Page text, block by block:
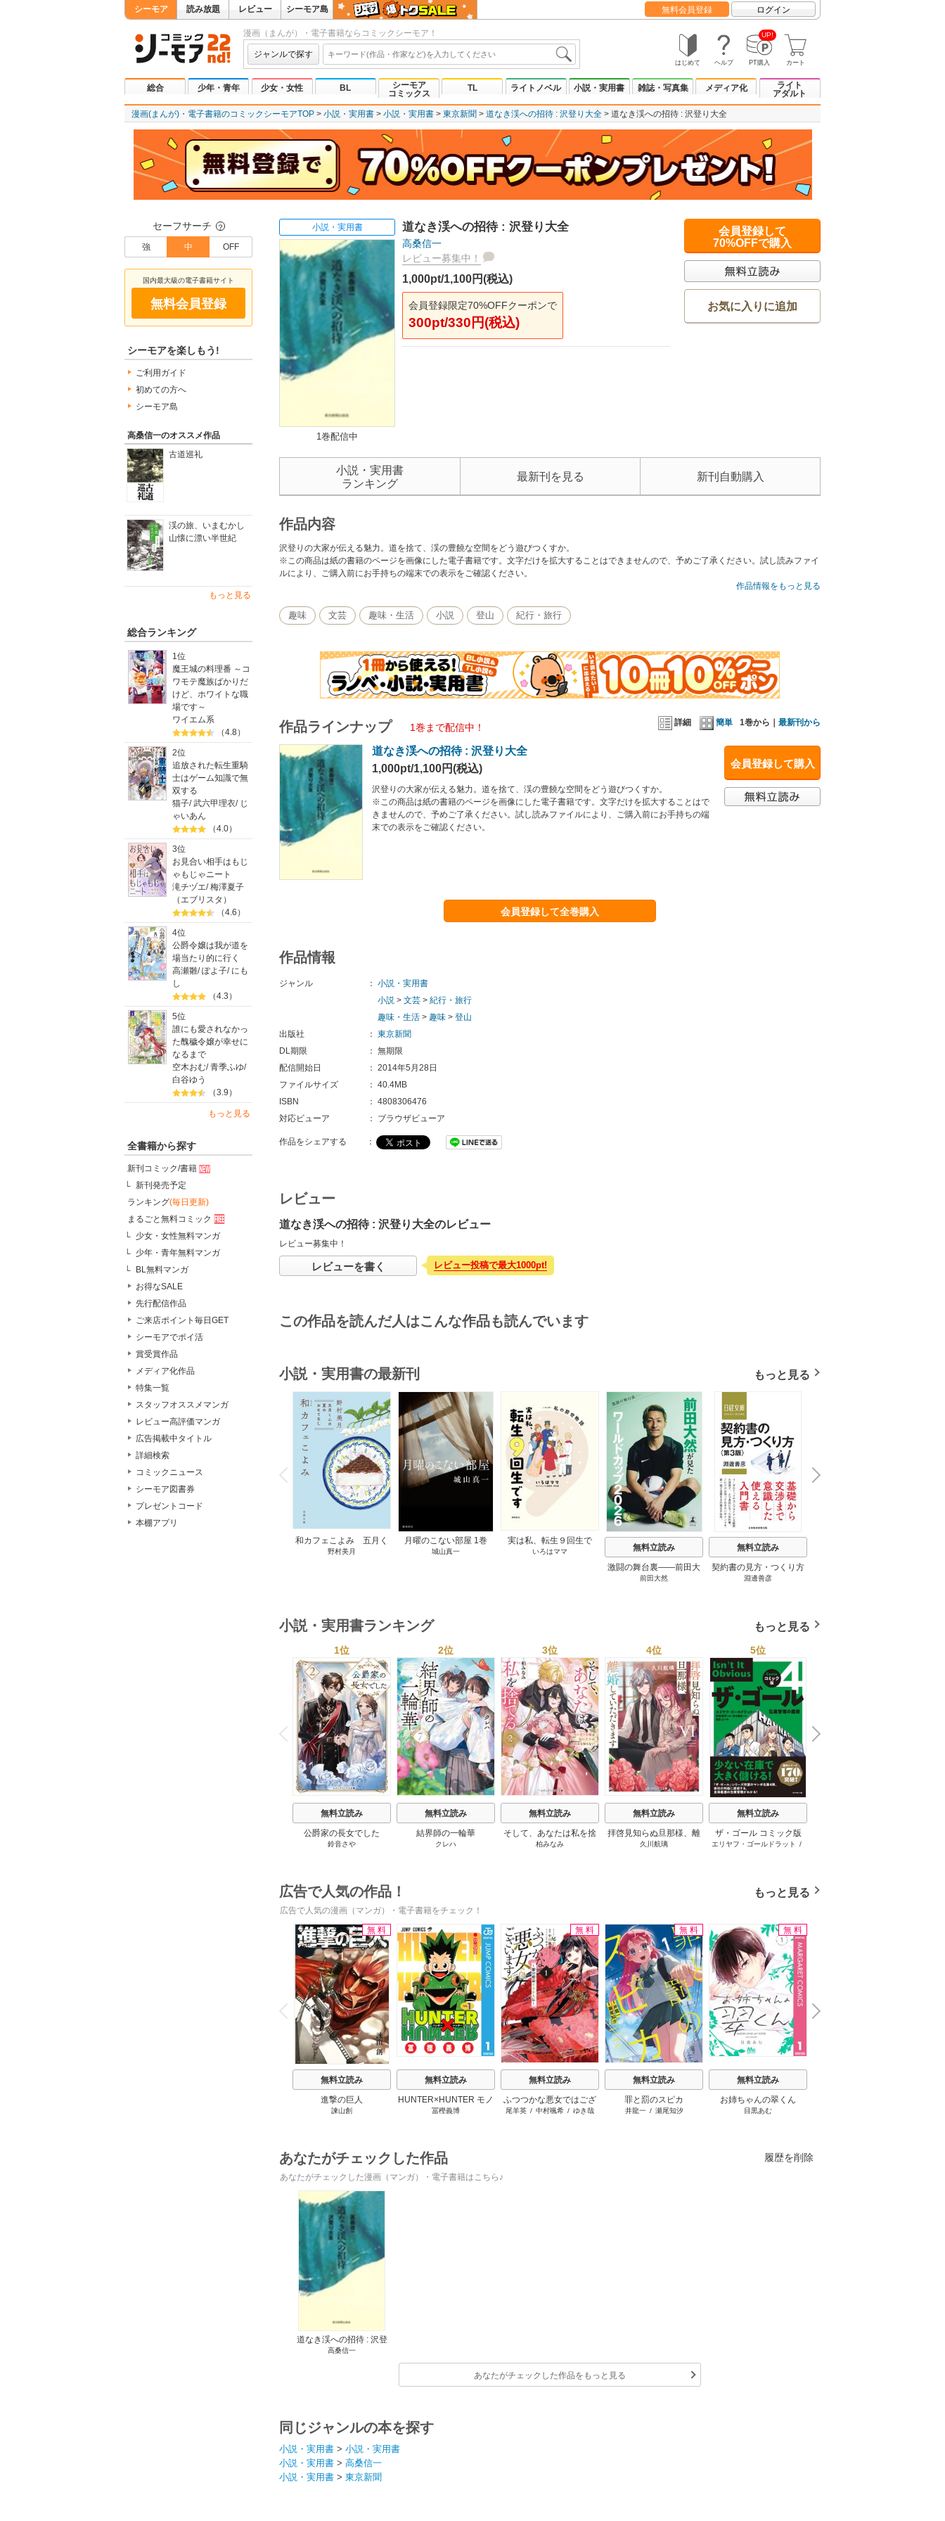
シーモア 読み放題 レビュー シーモア島 無料会員登録 ログイン
漫画（まんが）・電子書籍ならコミックシーモア！
ジャンルで探す
はじめて ヘルプ
UP!
PT購入 カート
総合 少年・青年 少女・女性 BL
シーモア
コミックス
TL ライトノベル 小説・実用書 雑誌・写真集 メディア化
ライト
アダルト
漫画(まんが)・電子書籍のコミックシーモアTOP 小説・実用書 小説・実用書 東京新聞 道なき渓への招待 : 沢登り大全 道なき渓への招待 : 沢登り大全
セーフサーチ ？
強 中 OFF
国内最大級の電子書籍サイト
無料会員登録
シーモアを楽しもう!
ご利用ガイド
初めての方へ
シーモア島
高桑信一のオススメ作品
古道巡礼
渓の旅、いまむかし
山懐に漂い半世紀
もっと見る
総合ランキング
1位
魔王城の料理番 ～コ
ワモテ魔族ばかりだ
けど、ホワイトな職
場です～
ワイエム系
（4.8）
2位
追放された転生重騎
士はゲーム知識で無
双する
猫子/武六甲理衣/ じ
ゃいあん
（4.0）
3位
お見合い相手はもじ
ゃもじゃニート
滝チヅエ/梅澤夏子
（エブリスタ）
（4.6）
4位
公爵令嬢は我が道を
場当たり的に行く
高瀬雛/ぽよ子/ にも
し
（4.3）
5位
誰にも愛されなかっ
た醜穢令嬢が幸せに
なるまで
空木おむ/青季ふゆ/
白谷ゆう
（3.9）
もっと見る
全書籍から探す
新刊コミック/書籍
新刊発売予定
ランキング(毎日更新)
まるごと無料コミック
少女・女性無料マンガ
少年・青年無料マンガ
BL無料マンガ
お得なSALE
先行配信作品
ご来店ポイント毎日GET
シーモアでポイ活
賞受賞作品
メディア化作品
特集一覧
スタッフオススメマンガ
レビュー高評価マンガ
広告掲載中タイトル
詳細検索
コミックニュース
シーモア図書券
プレゼントコード
本棚アプリ
小説・実用書
1巻配信中
道なき渓への招待 : 沢登り大全
高桑信一
レビュー募集中！
1,000pt/1,100円(税込)
会員登録限定70%OFFクーポンで
300pt/330円(税込)
会員登録して
70%OFFで購入
お気に入りに追加
小説・実用書
ランキング
最新刊を見る 新刊自動購入
作品内容
沢登りの大家が伝える魅力。道を捨て、渓の豊饒な空間をどう遊びつくすか。
※この商品は紙の書籍のページを画像にした電子書籍です。文字だけを拡大することはできませんので、予めご了承ください。試し読みファイ
ルにより、ご購入前にお手持ちの端末での表示をご確認ください。
作品情報をもっと見る
趣味 文芸 趣味・生活 小説 登山 紀行・旅行
詳細 簡単 1巻から｜ 最新刊から
作品ラインナップ 1巻まで配信中！
会員登録して購入
道なき渓への招待 : 沢登り大全
1,000pt/1,100円(税込)
沢登りの大家が伝える魅力。道を捨て、渓の豊饒な空間をどう遊びつくすか。
※この商品は紙の書籍のページを画像にした電子書籍です。文字だけを拡大することはで
きませんので、予めご了承ください。試し読みファイルにより、ご購入前にお手持ちの端
末での表示をご確認ください。
会員登録して全巻購入
作品情報
ジャンル ： 小説・実用書
小説 > 文芸 > 紀行・旅行
趣味・生活 > 趣味 > 登山
出版社
： 東京新聞
DL期限
： 無期限
配信開始日
： 2014年5月28日
ファイルサイズ
： 40.4MB
ISBN
： 4808306476
対応ビューア
： ブラウザビューア
作品をシェアする ：
レビュー
道なき渓への招待 : 沢登り大全のレビュー
レビュー募集中！
レビューを書く レビュー投稿で最大1000pt!
この作品を読んだ人はこんな作品も読んでいます
小説・実用書の最新刊 もっと見る
P
r
e
v
i
o
u
和カフェこよみ 五月く
んの夏のおもてなし 1巻
野村美月
月曜のこない部屋 1巻
城山真一
実は私、転生９回生で
す マンガ 私の前世物
いろはママ
無料立読み
激闘の舞台裏――前田大
然が見たワールドカップ
前田大然
無料立読み
契約書の見方・つくり方
＜第３版＞ 1巻
淵邊善彦
N
e
x
t
小説・実用書ランキング もっと見る
P
r
e
v
i
o
u
s
1位
無料立読み
公爵家の長女でした
鈴音さや
2位
無料立読み
結界師の一輪華
クレハ
3位
無料立読み
そして、あなたは私を捨
てる
柏みなみ
4位
無料立読み
拝啓見知らぬ旦那様、離
婚していただきます
久川航璃
5位
無料立読み
ザ・ゴール コミック版
エリヤフ・ゴールドラット
/
N
e
x
t
広告で人気の作品！ もっと見る
広告で人気の漫画（マンガ）・電子書籍をチェック！
P
r
e
v
i
o
u
s
無料
無料立読み
進撃の巨人
諫山創
無料立読み
HUNTER×HUNTER モノ
クロ版
冨樫義博
無料
無料立読み
ふつつかな悪女ではござ
いますが ～雛宮蝶鼠とり
尾羊英 / 中村颯希 / ゆき哉
無料
無料立読み
罪と罰のスピカ
井龍一/ 瀬尾知汐
無料
無料立読み
お姉ちゃんの翠くん
目黒あむ
N
x
t
あなたがチェックした作品 履歴を削除
あなたがチェックした漫画（マンガ）・電子書籍はこちら♪
道なき渓への招待 : 沢登
り大全
高桑信一
あなたがチェックした作品をもっと見る
同じジャンルの本を探す
小説・実用書 > 小説・実用書
小説・実用書 > 高桑信一
小説・実用書 > 東京新聞